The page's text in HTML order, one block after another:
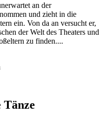
an der
und zieht in die
ein. Von da an versucht er,
der Welt des Theaters und
zu finden....
Tänze